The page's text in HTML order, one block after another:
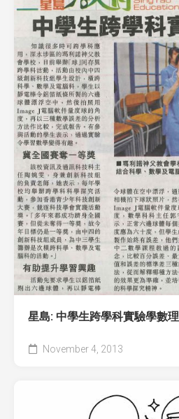
星島: 中學生跨學科實驗學數理
November 4, 2013